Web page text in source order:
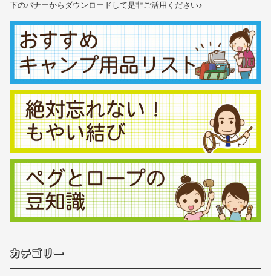
下のバナーからダウンロードして是非ご活用ください♪
カテゴリー